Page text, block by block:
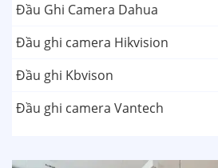
Đầu Ghi Camera Dahua
Đầu ghi camera Hikvision
Đầu ghi Kbvison
Đầu ghi camera Vantech